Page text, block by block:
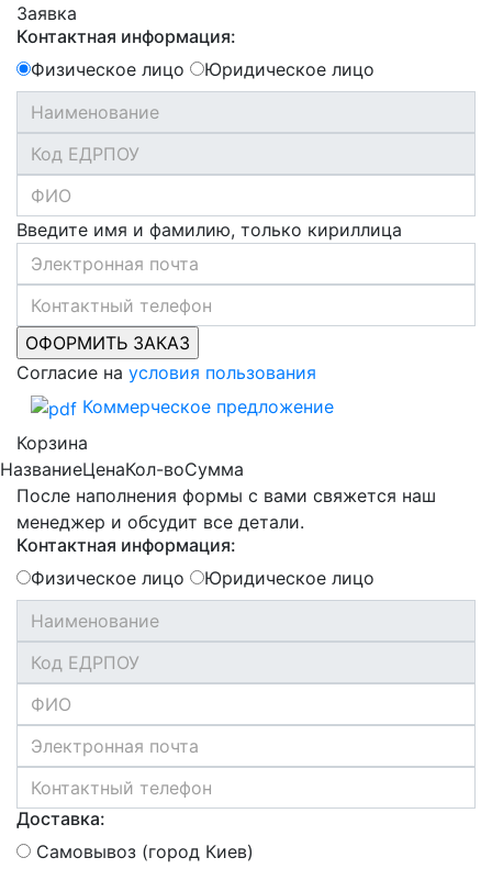
Заявка
Контактная информация:
Физическое лицо
Юридическое лицо
Введите имя и фамилию, только кириллица
Согласие на условия пользования
Коммерческое предложение
Корзина
НазваниеЦенаКол-воСумма
После наполнения формы с вами свяжется наш
менеджер и обсудит все детали.
Контактная информация:
Физическое лицо
Юридическое лицо
Доставка:
Самовывоз (город Киев)